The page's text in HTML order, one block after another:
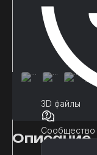
3D файлы
Сообщество
Описание